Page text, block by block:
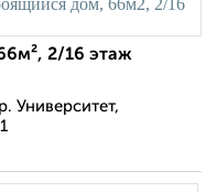
2/16 этаж
Университет,